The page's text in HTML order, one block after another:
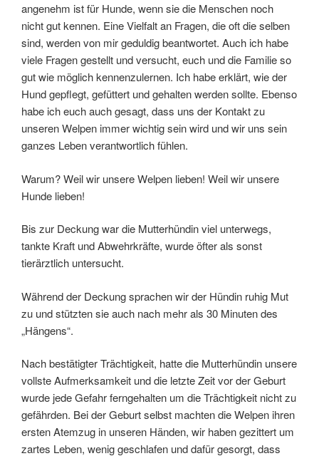
angenehm ist für Hunde, wenn sie die Menschen noch
nicht gut kennen. Eine Vielfalt an Fragen, die oft die selben
sind, werden von mir geduldig beantwortet. Auch ich habe
viele Fragen gestellt und versucht, euch und die Familie so
gut wie möglich kennenzulernen. Ich habe erklärt, wie der
Hund gepflegt, gefüttert und gehalten werden sollte. Ebenso
habe ich euch auch gesagt, dass uns der Kontakt zu
unseren Welpen immer wichtig sein wird und wir uns sein
ganzes Leben verantwortlich fühlen.
Warum? Weil wir unsere Welpen lieben! Weil wir unsere
Hunde lieben!
Bis zur Deckung war die Mutterhündin viel unterwegs,
tankte Kraft und Abwehrkräfte, wurde öfter als sonst
tierärztlich untersucht.
Während der Deckung sprachen wir der Hündin ruhig Mut
zu und stützten sie auch nach mehr als 30 Minuten des
„Hängens“.
Nach bestätigter Trächtigkeit, hatte die Mutterhündin unsere
vollste Aufmerksamkeit und die letzte Zeit vor der Geburt
wurde jede Gefahr ferngehalten um die Trächtigkeit nicht zu
gefährden. Bei der Geburt selbst machten die Welpen ihren
ersten Atemzug in unseren Händen, wir haben gezittert um
zartes Leben, wenig geschlafen und dafür gesorgt, dass